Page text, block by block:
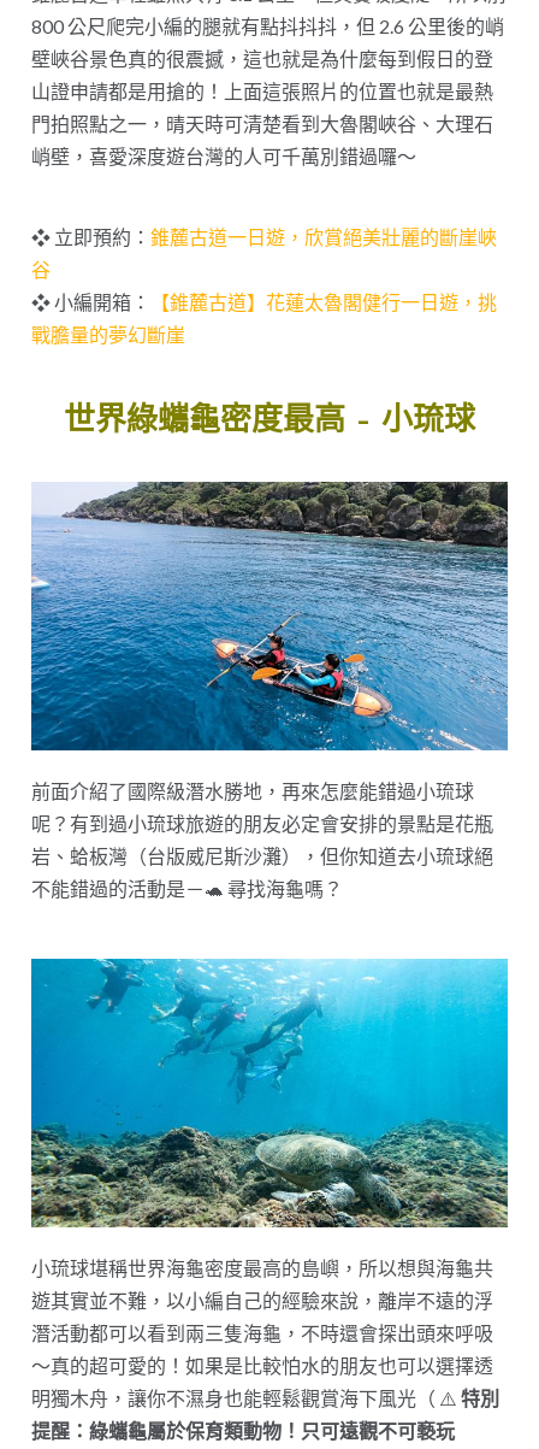
800 公尺爬完小編的腿就有點抖抖抖，但 2.6 公里後的峭
壁峽谷景色真的很震撼，這也就是為什麼每到假日的登
山證申請都是用搶的！上面這張照片的位置也就是最熱
門拍照點之一，晴天時可清楚看到大魯閣峽谷、大理石
峭壁，喜愛深度遊台灣的人可千萬別錯過囉～
❖ 立即預約：錐麓古道一日遊，欣賞絕美壯麗的斷崖峽
谷
❖ 小編開箱：
【錐麓古道】花蓮太魯閣健行一日遊，挑
戰膽量的夢幻斷崖
世界綠蠵龜密度最高 – 小琉球
前面介紹了國際級潛水勝地，再來怎麼能錯過小琉球
呢？有到過小琉球旅遊的朋友必定會安排的景點是花瓶
岩、蛤板灣（台版威尼斯沙灘），但你知道去小琉球絕
不能錯過的活動是－🐢 尋找海龜嗎？
小琉球堪稱世界海龜密度最高的島嶼，所以想與海龜共
遊其實並不難，以小編自己的經驗來說，離岸不遠的浮
潛活動都可以看到兩三隻海龜，不時還會探出頭來呼吸
～真的超可愛的！如果是比較怕水的朋友也可以選擇透
明獨木舟，讓你不濕身也能輕鬆觀賞海下風光（ ⚠️特別
提醒：綠蠵龜屬於保育類動物！只可遠觀不可褻玩